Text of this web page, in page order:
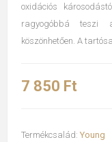
oxidációs
ragyogóbbá teszi
köszönhetően. A
7 850 Ft
Termékcsalád: Young